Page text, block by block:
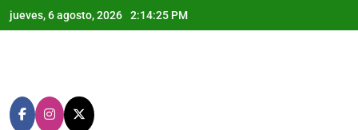
Saltar
al
jueves, 6 agosto, 2026 2:14:27 PM